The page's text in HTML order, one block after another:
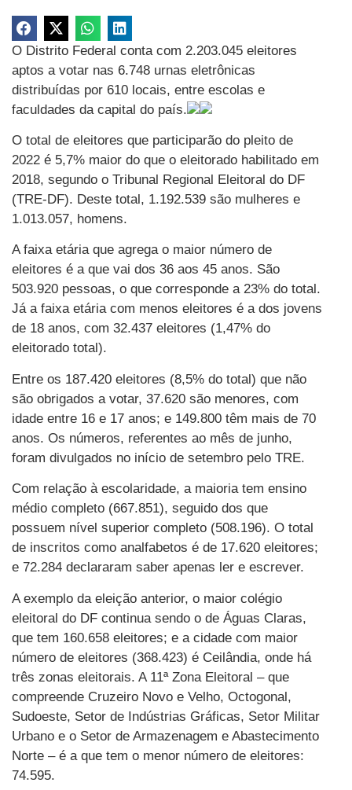
O Distrito Federal conta com 2.203.045 eleitores
aptos a votar nas 6.748 urnas eletrônicas
distribuídas por 610 locais, entre escolas e
faculdades da capital do país.
O total de eleitores que participarão do pleito de
2022 é 5,7% maior do que o eleitorado habilitado em
2018, segundo o Tribunal Regional Eleitoral do DF
(TRE-DF). Deste total, 1.192.539 são mulheres e
1.013.057, homens.
A faixa etária que agrega o maior número de
eleitores é a que vai dos 36 aos 45 anos. São
503.920 pessoas, o que corresponde a 23% do total.
Já a faixa etária com menos eleitores é a dos jovens
de 18 anos, com 32.437 eleitores (1,47% do
eleitorado total).
Entre os 187.420 eleitores (8,5% do total) que não
são obrigados a votar, 37.620 são menores, com
idade entre 16 e 17 anos; e 149.800 têm mais de 70
anos. Os números, referentes ao mês de junho,
foram divulgados no início de setembro pelo TRE.
Com relação à escolaridade, a maioria tem ensino
médio completo (667.851), seguido dos que
possuem nível superior completo (508.196). O total
de inscritos como analfabetos é de 17.620 eleitores;
e 72.284 declararam saber apenas ler e escrever.
A exemplo da eleição anterior, o maior colégio
eleitoral do DF continua sendo o de Águas Claras,
que tem 160.658 eleitores; e a cidade com maior
número de eleitores (368.423) é Ceilândia, onde há
três zonas eleitorais. A 11ª Zona Eleitoral – que
compreende Cruzeiro Novo e Velho, Octogonal,
Sudoeste, Setor de Indústrias Gráficas, Setor Militar
Urbano e o Setor de Armazenagem e Abastecimento
Norte – é a que tem o menor número de eleitores:
74.595.